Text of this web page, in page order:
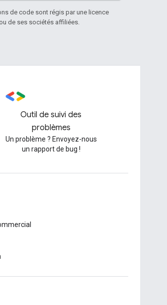
de code sont régis par une licence
de ses sociétés affiliées.
Outil de suivi des
problèmes
Un problème ? Envoyez-nous
un rapport de bug !